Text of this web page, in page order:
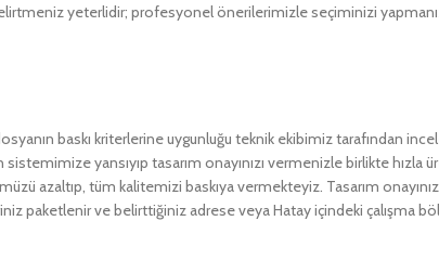
yeterlidir; profesyonel önerilerimizle seçiminizi
baskı kriterlerine uygunluğu teknik ekibimiz tarafından
yansıyıp tasarım onayınızı vermenizle birlikte hızla
azaltıp, tüm kalitemizi baskıya vermekteyiz. Tasarım
paketlenir ve belirttiğiniz adrese veya Hatay içindeki çalışma